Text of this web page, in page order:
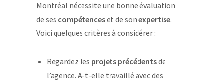
Montréal nécessite une bonne évaluation
de ses compétenceset de son expertise.
Voici quelques critères à considérer :
Regardez les projets précédentsde
l’agence. A-t-elle travaillé avec des